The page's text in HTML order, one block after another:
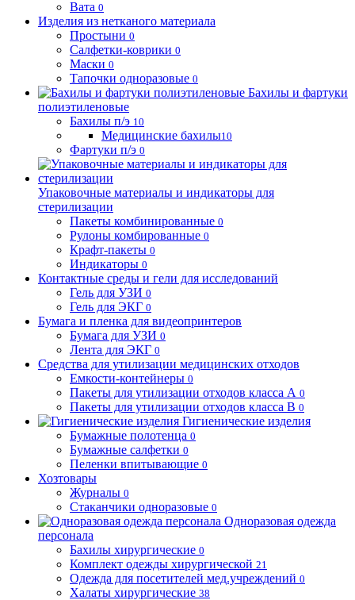
Вата 0
Изделия из нетканого материала
Простыни 0
Салфетки-коврики 0
Маски 0
Тапочки одноразовые 0
Бахилы и фартуки
полиэтиленовые
Бахилы п/э 10
Медицинские бахилы10
Фартуки п/э 0
Упаковочные материалы и индикаторы для
стерилизации
Пакеты комбинированные 0
Рулоны комбированные 0
Крафт-пакеты 0
Индикаторы 0
Контактные среды и гели для исследований
Гель для УЗИ 0
Гель для ЭКГ 0
Бумага и пленка для видеопринтеров
Бумага для УЗИ 0
Лента для ЭКГ 0
Средства для утилизации медицинских отходов
Емкости-контейнеры 0
Пакеты для утилизации отходов класса А 0
Пакеты для утилизации отходов класса В 0
Гигиенические изделия
Бумажные полотенца 0
Бумажные салфетки 0
Пеленки впитывающие 0
Хозтовары
Журналы 0
Стаканчики одноразовые 0
Одноразовая одежда
персонала
Бахилы хирургические 0
Комплект одежды хирургической 21
Одежда для посетителей мед.учреждений 0
Халаты хирургические 38